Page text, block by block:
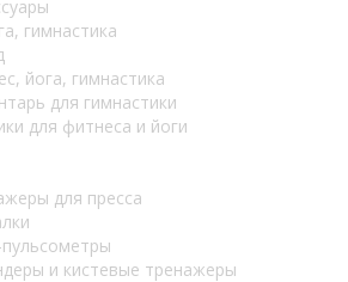
гимнастика
йога, гимнастика
для гимнастики
для фитнеса и йоги
для пресса
и кистевые тренажеры